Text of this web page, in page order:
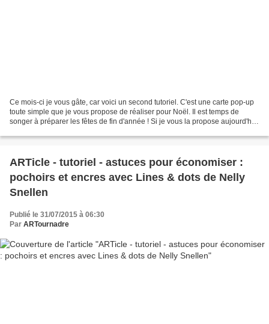
Ce mois-ci je vous gâte, car voici un second tutoriel. C'est une carte pop-up
toute simple que je vous propose de réaliser pour Noël. Il est temps de
songer à préparer les fêtes de fin d'année ! Si je vous la propose aujourd'hui
ARTicle - tutoriel - astuces pour économiser :
pochoirs et encres avec Lines & dots de Nelly
Snellen
Publié le 31/07/2015 à 06:30
Par ARTournadre